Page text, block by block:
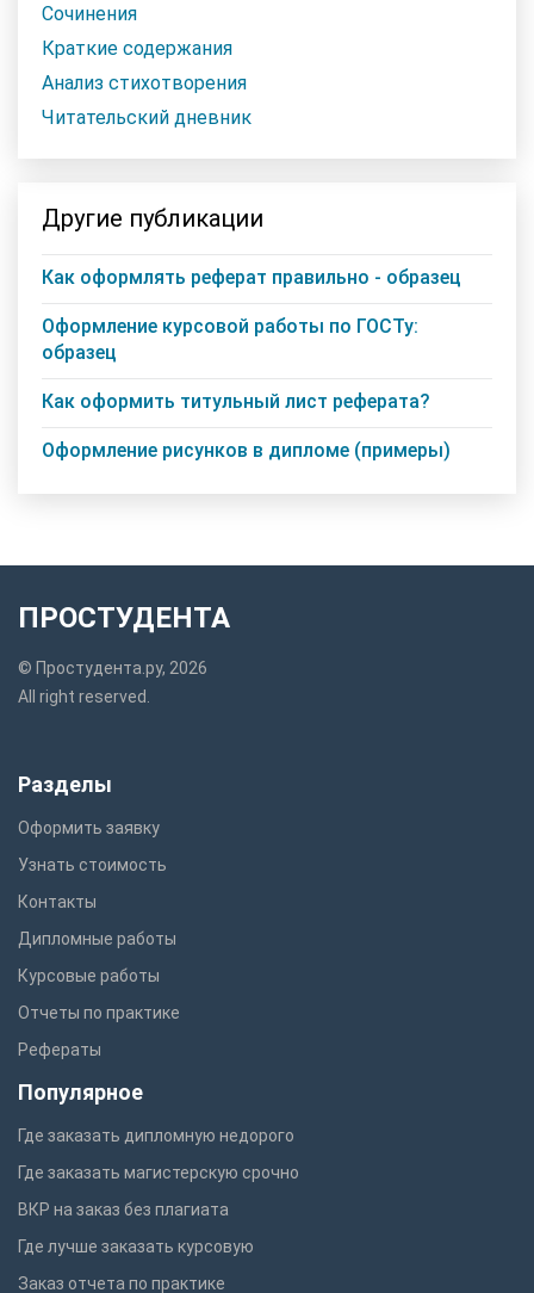
Сочинения
Краткие содержания
Анализ стихотворения
Читательский дневник
Другие публикации
Как оформлять реферат правильно - образец
Оформление курсовой работы по ГОСТу:
образец
Как оформить титульный лист реферата?
Оформление рисунков в дипломе (примеры)
ПРОСТУДЕНТА
© Простудента.ру, 2026
All right reserved.
Разделы
Оформить заявку
Узнать стоимость
Контакты
Дипломные работы
Курсовые работы
Отчеты по практике
Рефераты
Популярное
Где заказать дипломную недорого
Где заказать магистерскую срочно
ВКР на заказ без плагиата
Где лучше заказать курсовую
Заказ отчета по практике